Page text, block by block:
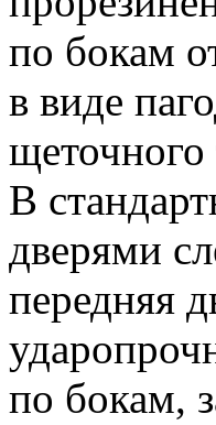
по бокам
в виде
щеточного
В
дверями
передняя
по бокам,